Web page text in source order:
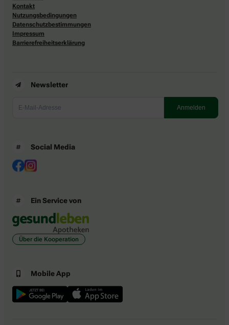
Kontakt
Nutzungsbedingungen
Datenschutzbestimmungen
Impressum
Barrierefreiheitserklärung
Newsletter
Social Media
Ein Service von
Über die Kooperation
Mobile App